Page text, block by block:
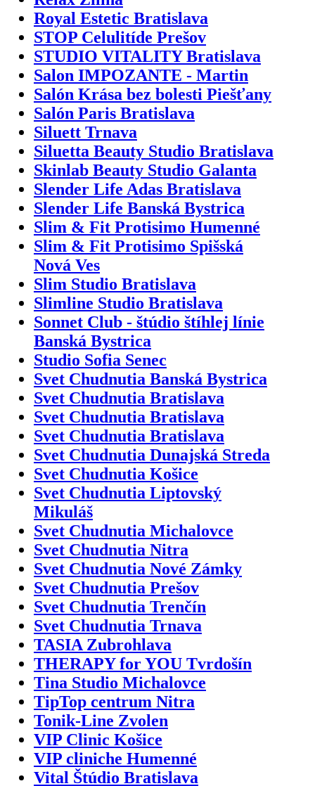
Royal Estetic Bratislava
STOP Celulitíde Prešov
STUDIO VITALITY Bratislava
Salon IMPOZANTE - Martin
Salón Krása bez bolesti Piešťany
Salón Paris Bratislava
Siluett Trnava
Siluetta Beauty Studio Bratislava
Skinlab Beauty Studio Galanta
Slender Life Adas Bratislava
Slender Life Banská Bystrica
Slim & Fit Protisimo Humenné
Slim & Fit Protisimo Spišská
Nová Ves
Slim Studio Bratislava
Slimline Studio Bratislava
Sonnet Club - štúdio štíhlej línie
Banská Bystrica
Studio Sofia Senec
Svet Chudnutia Banská Bystrica
Svet Chudnutia Bratislava
Svet Chudnutia Bratislava
Svet Chudnutia Bratislava
Svet Chudnutia Dunajská Streda
Svet Chudnutia Košice
Svet Chudnutia Liptovský
Mikuláš
Svet Chudnutia Michalovce
Svet Chudnutia Nitra
Svet Chudnutia Nové Zámky
Svet Chudnutia Prešov
Svet Chudnutia Trenčín
Svet Chudnutia Trnava
TASIA Zubrohlava
THERAPY for YOU Tvrdošín
Tina Studio Michalovce
TipTop centrum Nitra
Tonik-Line Zvolen
VIP Clinic Košice
VIP cliniche Humenné
Vital Štúdio Bratislava